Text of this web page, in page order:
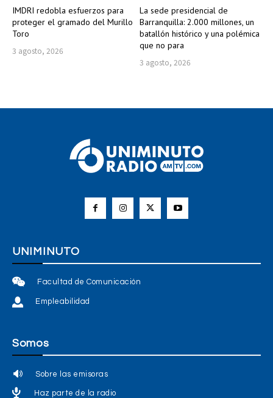
IMDRI redobla esfuerzos para
proteger el gramado del Murillo
Toro
3 agosto, 2026
La sede presidencial de
Barranquilla: 2.000 millones, un
batallón histórico y una polémica
que no para
3 agosto, 2026
UNIMINUTO
Facultad de Comunicación
Empleabilidad
Somos
Sobre las emisoras
Haz parte de la radio